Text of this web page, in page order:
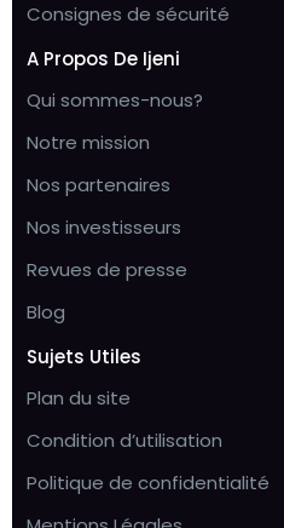
Consignes de sécurité
A Propos De Ijeni
Qui sommes-nous?
Notre mission
Nos partenaires
Nos investisseurs
Revues de presse
Blog
Sujets Utiles
Plan du site
Condition d’utilisation
Politique de confidentialité